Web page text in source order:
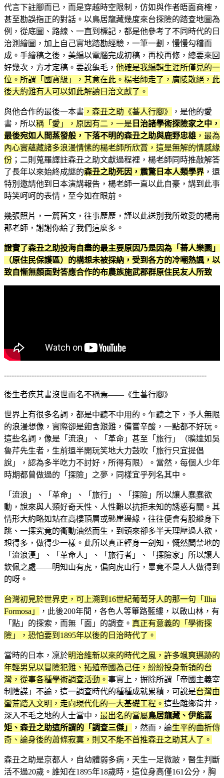
代言下註腳而已，而是穿越時空限制，仿如與作者晤面商榷，
甚至勘誤指正的對話。以鳥居龍藏幾度來台探險的踏查地圖為
例，從底圖、路線、一直到標記，都是他參考了不同時代的日
治測繪圖，加上自己實地踏勘經驗，一筆一劃，慢慢勾稽而
成。手繪稿之後，美編以電腦完成初稿，再校再修，總要來回
好幾次，方才定稿。要說龜毛， 他確是我編輯生涯所僅見的一
位。所謂「國寶級」，其意在此。楊老師走了，廣陵散絕，此
後大約難有人可以如此解讀日治文獻了。
與他合作的最後一本書 ，森丑之助《蕃人行腳》
，是他的愛
書，所以稱「愛」，原因有二，一是 日治諸學術探險家之中，
最後宛如人間蒸發般，下落不明的森丑之助與鹿野忠雄 ，最為
內心實蘊藏諸多浪漫情愫的楊老師所欣賞，這是無解的情感緣
份 ；二則蒐羅譯註森丑之助文獻過程裡，楊老師同時推敲解答
了長年以來始終成謎的森丑之助死因，震驚日本人類學界 ，還
特別邀請他到日本演講報告，楊老師一直以此自豪，講到此事
時笑呵呵的表情，至今如在眼前。
幾張照片，一篇舊文，往事歷歷，謹以此送別我所敬愛的楊南
郡老師，謝謝你給了我們這麼多。
證實了森丑之助投海自盡的最主要原因乃是因為「蕃人樂園」
（原住民保護區）的構想未被採納，受到各方的冷嘲熱諷，以
致自慚無顏面對答應合作的布農族施武郡群原住民友人所致
---------------------------------------------------------------------------------
後生者疾其書沒世而名不稱焉——《生蕃行腳》
世界上有很多名詞，都是中聽不中用的。乍聽之下，予人無限
的浪漫想像，實際卻是飽含艱難，備嘗辛酸，一點都不好玩。
這些名詞，像是「流浪」、「革命」甚至「旅行」（曠達如吳
魯芹先生者，生前還半開玩笑地大力鼓吹「旅行只宜提倡
說」，認為多半吃力不討好，所得有限）。當然，每個人少年
時期都曾做過的「探險」之夢，同樣宜乎列名其中。
「流浪」、「革命」、「旅行」、「探險」所以讓人蠢蠢欲
動，說來與人類好奇天性、人性難以抗拒未知的誘惑有關。其
情形大約略如站在高樓頂層或懸崖邊緣，往往便會有股縱身下
跳、一探究竟的衝動油然而生，到頭來卻多半天理壓過人欲，
想得多，做得少一樣。此所以真正輕身一劍知，慨然闖禁地的
「流浪漢」、「革命人」、「旅行者」、「探險家」所以讓人
欽佩之處——明知山有虎，偏向虎山行，畢竟不是人人做得到
的呀。
台灣初見於世界史，可上溯到16世紀葡萄牙人的那一句「Ilha
Formosa」
，此後200年間，各色人等篳路藍縷，以啟山林，有
「點」的探索，而無「面」的調查。 真正有意義的「學術探
險」，恐怕要到1895年以後的日治時代了。
當時的日本，凜於明治維新以來的時代之風，許多颯爽邁跡的
年輕男兒以冒險犯難、拓殖帝國為己任，紛紛投身新領的台
灣，從事各種學術調查活動。 事實上，摒除所謂「帝國主義宰
制陰謀」不論，這一調查時代的種種成就累積，可說是台灣由
蠻荒踏入文明，走向現代化的一大基礎工程。 這些離鄉背井，
深入不毛之地的人士當中， 最出名的當屬鳥居龍藏、伊能嘉
矩、森丑之助這所謂的「調查三傑」
，然而，論生平的曲折傳
奇、論身後的蕭條寂寞，則又不能不首推森丑之助其人了。
森丑之助是京都人，自幼體弱多病，天生一足微跛，醫生判斷
活不過20歲。誰知在1895年18歲時，這位身高僅161公分，胸